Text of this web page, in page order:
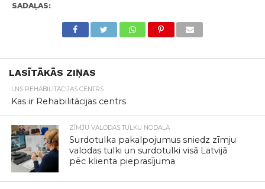
SADAĻAS:
LASĪTĀKĀS ZIŅAS
LNS REHABILITĀCIJAS CENTRS
Kas ir Rehabilitācijas centrs
ZĪMJU VALODAS TULKU NODAĻA
Surdotulka pakalpojumus sniedz zīmju
valodas tulki un surdotulki visā Latvijā
pēc klienta pieprasījuma